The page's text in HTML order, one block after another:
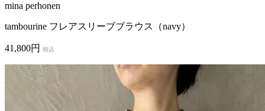
mina perhonen
tambourine フレアスリーブブラウス（navy）
41,800円 税込